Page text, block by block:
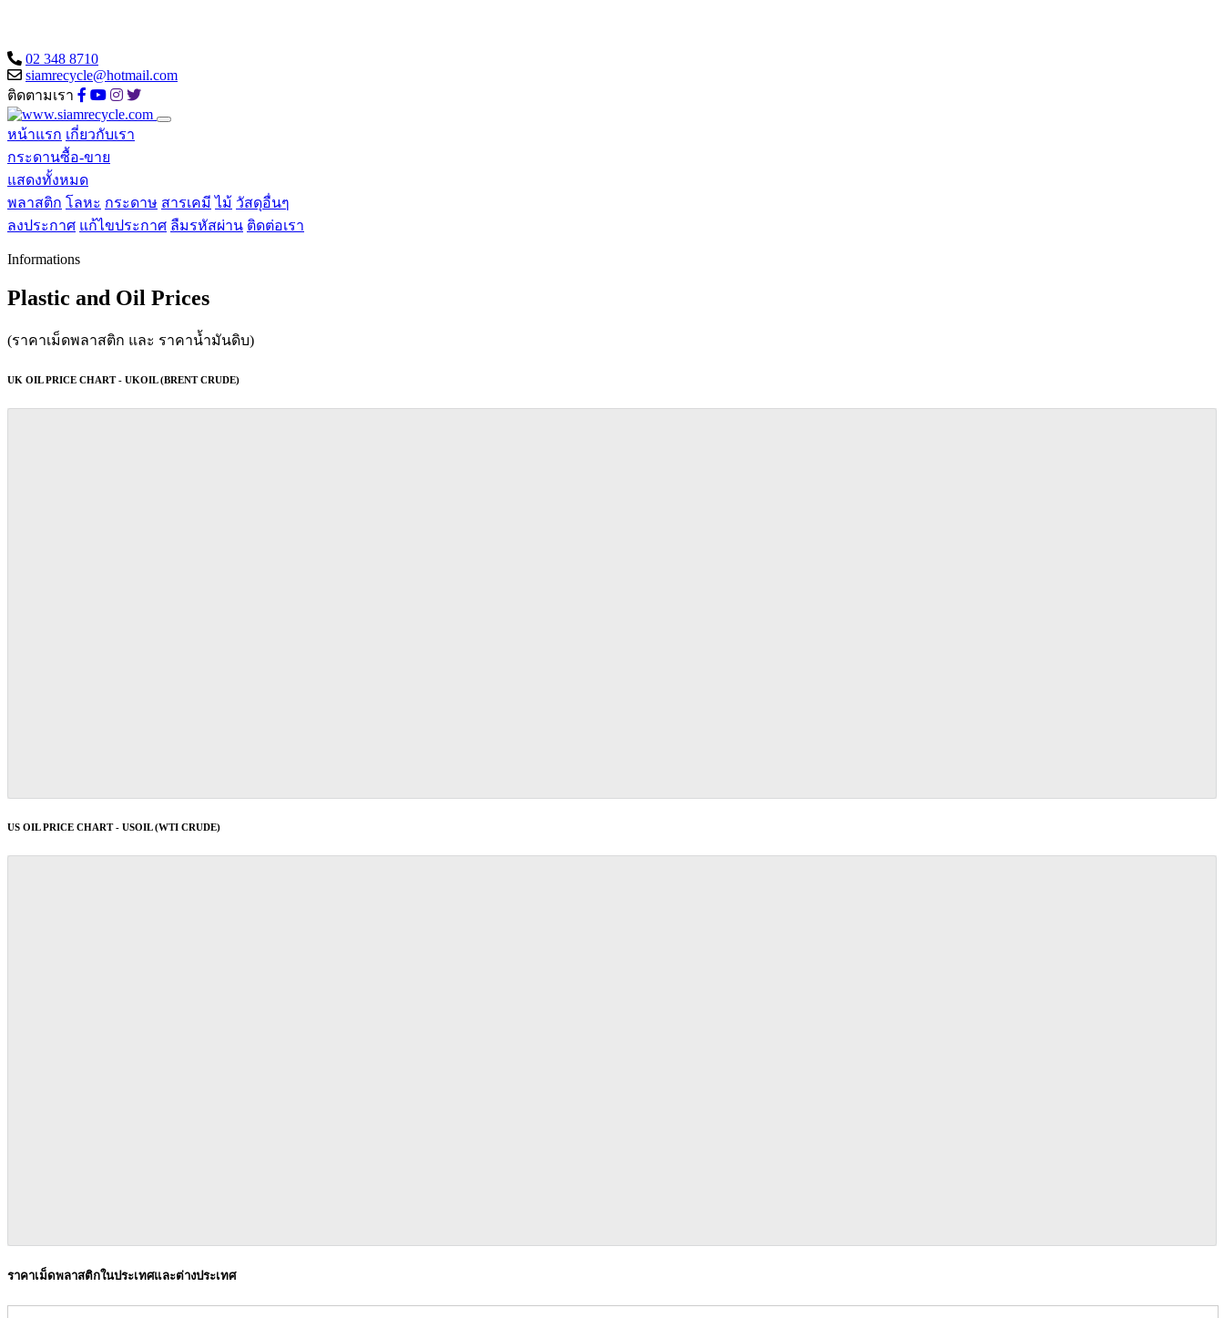
02 348 8710
siamrecycle@hotmail.com
ติดตามเรา
หน้าแรก เกี่ยวกับเรา
กระดานซื้อ-ขาย
แสดงทั้งหมด
พลาสติก โลหะ กระดาษ สารเคมี ไม้ วัสดุอื่นๆ
ลงประกาศ แก้ไขประกาศ ลืมรหัสผ่าน ติดต่อเรา
Informations
Plastic and Oil Prices
(ราคาเม็ดพลาสติก และ ราคาน้ำมันดิบ)
UK OIL PRICE CHART - UKOIL (BRENT CRUDE)
US OIL PRICE CHART - USOIL (WTI CRUDE)
ราคาเม็ดพลาสติกในประเทศและต่างประเทศ